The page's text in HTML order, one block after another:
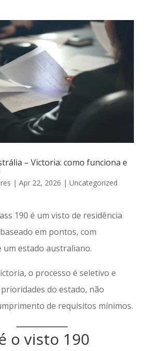
– Victoria: como funciona e
| Apr 22, 2026 | Uncategorized
190 é um visto de residência
em pontos, com
um estado australiano.
o processo é seletivo e
do estado, não
de requisitos mínimos.
o visto 190